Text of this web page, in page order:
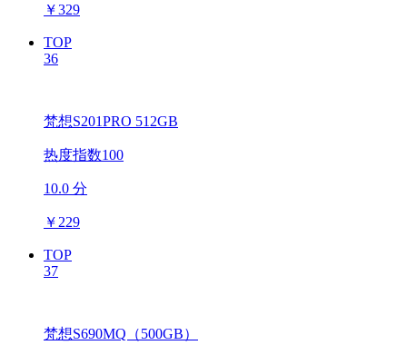
￥329
TOP
36
梵想S201PRO 512GB
热度指数100
10.0 分
￥ 229
TOP
37
梵想S690MQ（500GB）